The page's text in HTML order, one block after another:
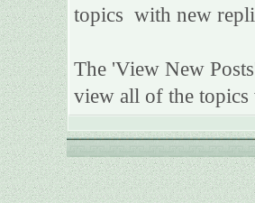
topics with new
The 'View New
view all of the topics